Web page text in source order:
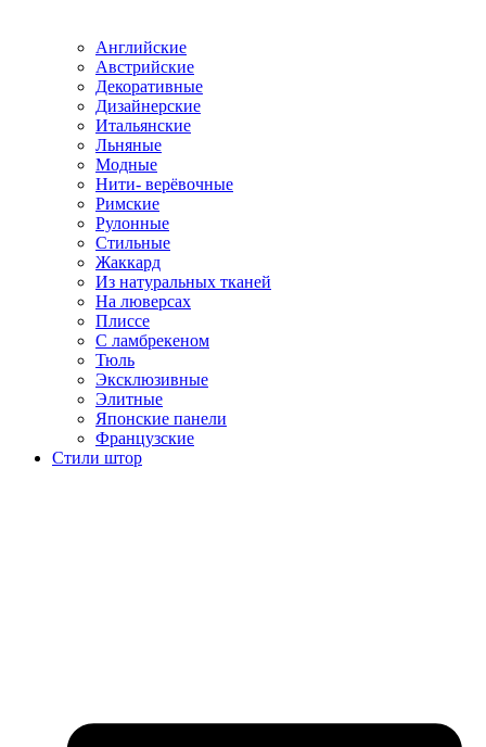
Английские
Австрийские
Декоративные
Дизайнерские
Итальянские
Льняные
Модные
Нити- верёвочные
Римские
Рулонные
Стильные
Жаккард
Из натуральных тканей
На люверсах
Плиссе
С ламбрекеном
Тюль
Эксклюзивные
Элитные
Японские панели
Французские
Стили штор